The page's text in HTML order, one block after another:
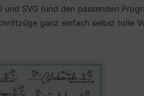
SVG (und den passenden
ganz einfach selbst tolle